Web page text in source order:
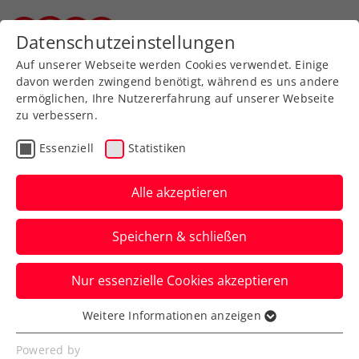
Zurück zur Newsübersicht
Turniere
Road to Erste Bank Open:
Qualifikationsturniere
anmelden
Nach erfolgreicher Premiere 2024 kehrt
das „Champions of Vienna“-Minicourt-
Turnier zurück – aber noch größer!
Datenschutzeinstellungen
Auf unserer Webseite werden Cookies verwendet. Einige
davon werden zwingend benötigt, während es uns andere
ermöglichen, Ihre Nutzererfahrung auf unserer Webseite
zu verbessern.
Essenziell Statistiken
Alle akzeptieren
Speichern & schließen
Nur essenzielle Cookies akzeptieren
Essenziell
Essenzielle Cookies werden für grundlegende
Weitere Informationen anzeigen
Powered by